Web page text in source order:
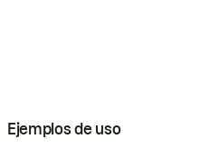
Ejemplos de uso